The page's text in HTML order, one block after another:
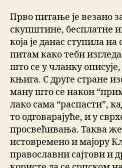
Прво питање је везано
скупштине, бесплатне
која је данас ступила на
питам како теби
што се у чланку
књига. С друге стране
ману што се након
лако сама “распасти”,
то одговарајуће, и у
просвећивања. Таква
истовремено и мајору
православни сајтови и